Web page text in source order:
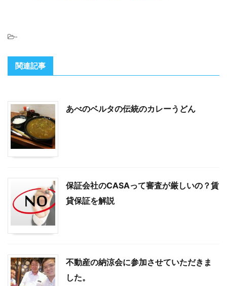
-
関連記事
あべのベルタの伝統のカレーうどん
保証会社のCASAって審査が厳しいの？賃
貸保証を解説
不動産の納涼会に参加させていただきま
した。